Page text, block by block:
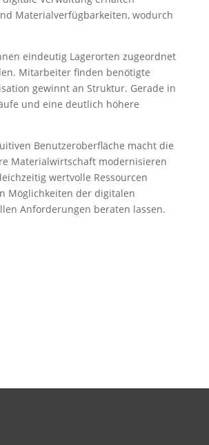
Materialverfügbarkeiten, wodurch
eindeutig Lagerorten zugeordnet
Mitarbeiter finden benötigte
gewinnt an Struktur. Gerade in
und eine deutlich höhere
Benutzeroberfläche macht die
Materialwirtschaft modernisieren
wertvolle Ressourcen
Möglichkeiten der digitalen
Anforderungen beraten lassen.